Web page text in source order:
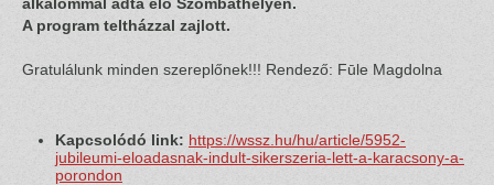
A program teltházzal zajlott.
Gratulálunk minden szereplőnek!!! Rendező: Fūle Magdolna
Kapcsolódó link: https://wssz.hu/hu/article/5952-
jubileumi-eloadasnak-indult-sikerszeria-lett-a-karacsony-a-
porondon